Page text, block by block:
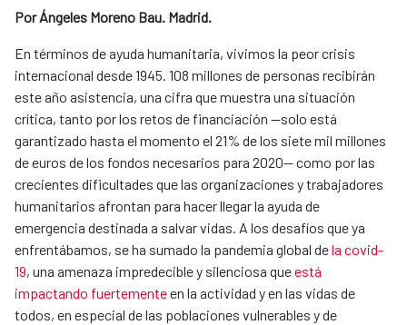
Por Ángeles Moreno Bau. Madrid.
​En términos de ayuda humanitaria, vivimos la peor crisis
internacional desde 1945. 108 millones de personas recibirán
este año asistencia, una cifra que muestra una situación
crítica, tanto por los retos de financiación —solo está
garantizado hasta el momento el 21% de los siete mil millones
de euros de los fondos necesarios para 2020— como por las
crecientes dificultades que las organizaciones y trabajadores
humanitarios afrontan para hacer llegar la ayuda de
emergencia destinada a salvar vidas. A los desafíos que ya
enfrentábamos, se ha sumado la pandemia global dela covid-
19, una amenaza impredecible y silenciosa queestá
impactando fuertementeen la actividad y en las vidas de
todos, en especial de las poblaciones vulnerables y de